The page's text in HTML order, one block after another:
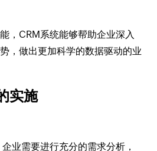
，CRM系统能够帮助企业深入
，做出更加科学的数据驱动的业
实施
业需要进行充分的需求分析，